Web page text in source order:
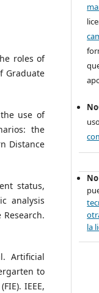
roles of
Graduate
use of
the
Distance
status,
analysis
Artificial
to
IEEE,
la